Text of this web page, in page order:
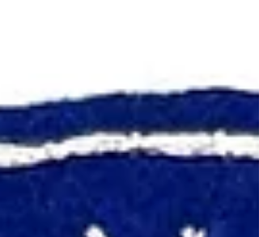
（二戰駐華美國陸軍航空隊幸運符） 英文名
稱 ：Bronze "Zhui Feng Zhi Ma" (Chasing-
Horse) Playing Coin / WWII USAAF Pilot's
Lucky Charm 發行年份 ：約宋代至明清時期
（具體鑄造年份不詳） 發行單位 ：民間作
實體規格 ：圓形方孔錢形制，材質為銅合
金；目前附有一條二戰時期美軍兵籍牌（